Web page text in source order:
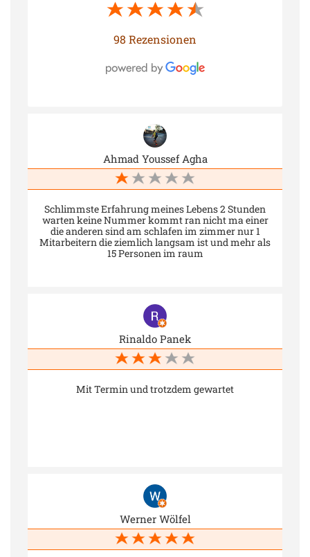
98 Rezensionen
Ahmad Youssef Agha
Schlimmste Erfahrung meines Lebens 2 Stunden
warten keine Nummer kommt ran nicht ma einer
die anderen sind am schlafen im zimmer nur 1
Mitarbeitern die ziemlich langsam ist und mehr als
15 Personen im raum
Rinaldo Panek
Mit Termin und trotzdem gewartet
Werner Wölfel